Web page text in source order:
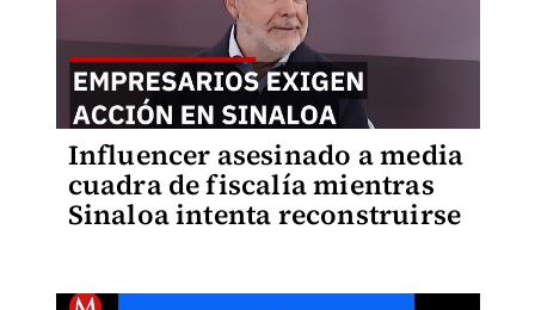
Influencer asesinado a media
cuadra de fiscalía mientras
Sinaloa intenta reconstruirse